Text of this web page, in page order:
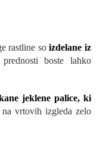
rastline soizdelane iz
boste lahko
jeklene palice, ki
vrtovih izgleda zelo